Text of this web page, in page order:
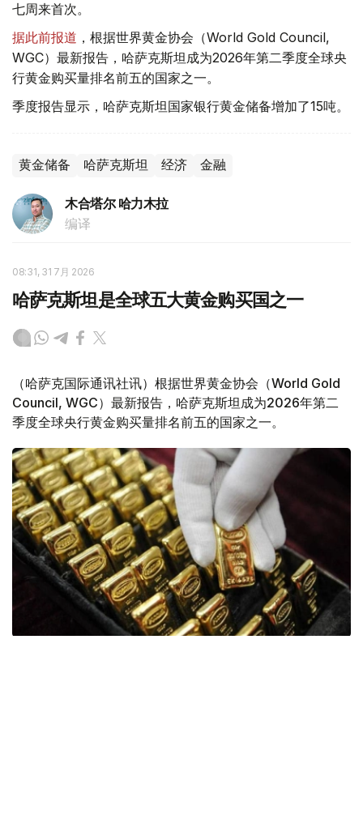
七周来首次。
据此前报道 ，根据世界黄金协会（World Gold Council,
WGC）最新报告，哈萨克斯坦成为2026年第二季度全球央
行黄金购买量排名前五的国家之一。
季度报告显示，哈萨克斯坦国家银行黄金储备增加了15吨。
黄金储备 哈萨克斯坦 经济 金融
木合塔尔 哈力木拉
编译
08:31, 31 7月 2026
哈萨克斯坦是全球五大黄金购买国之一
（哈萨克国际通讯社讯）根据世界黄金协会（World Gold
Council, WGC）最新报告，哈萨克斯坦成为2026年第二
季度全球央行黄金购买量排名前五的国家之一。